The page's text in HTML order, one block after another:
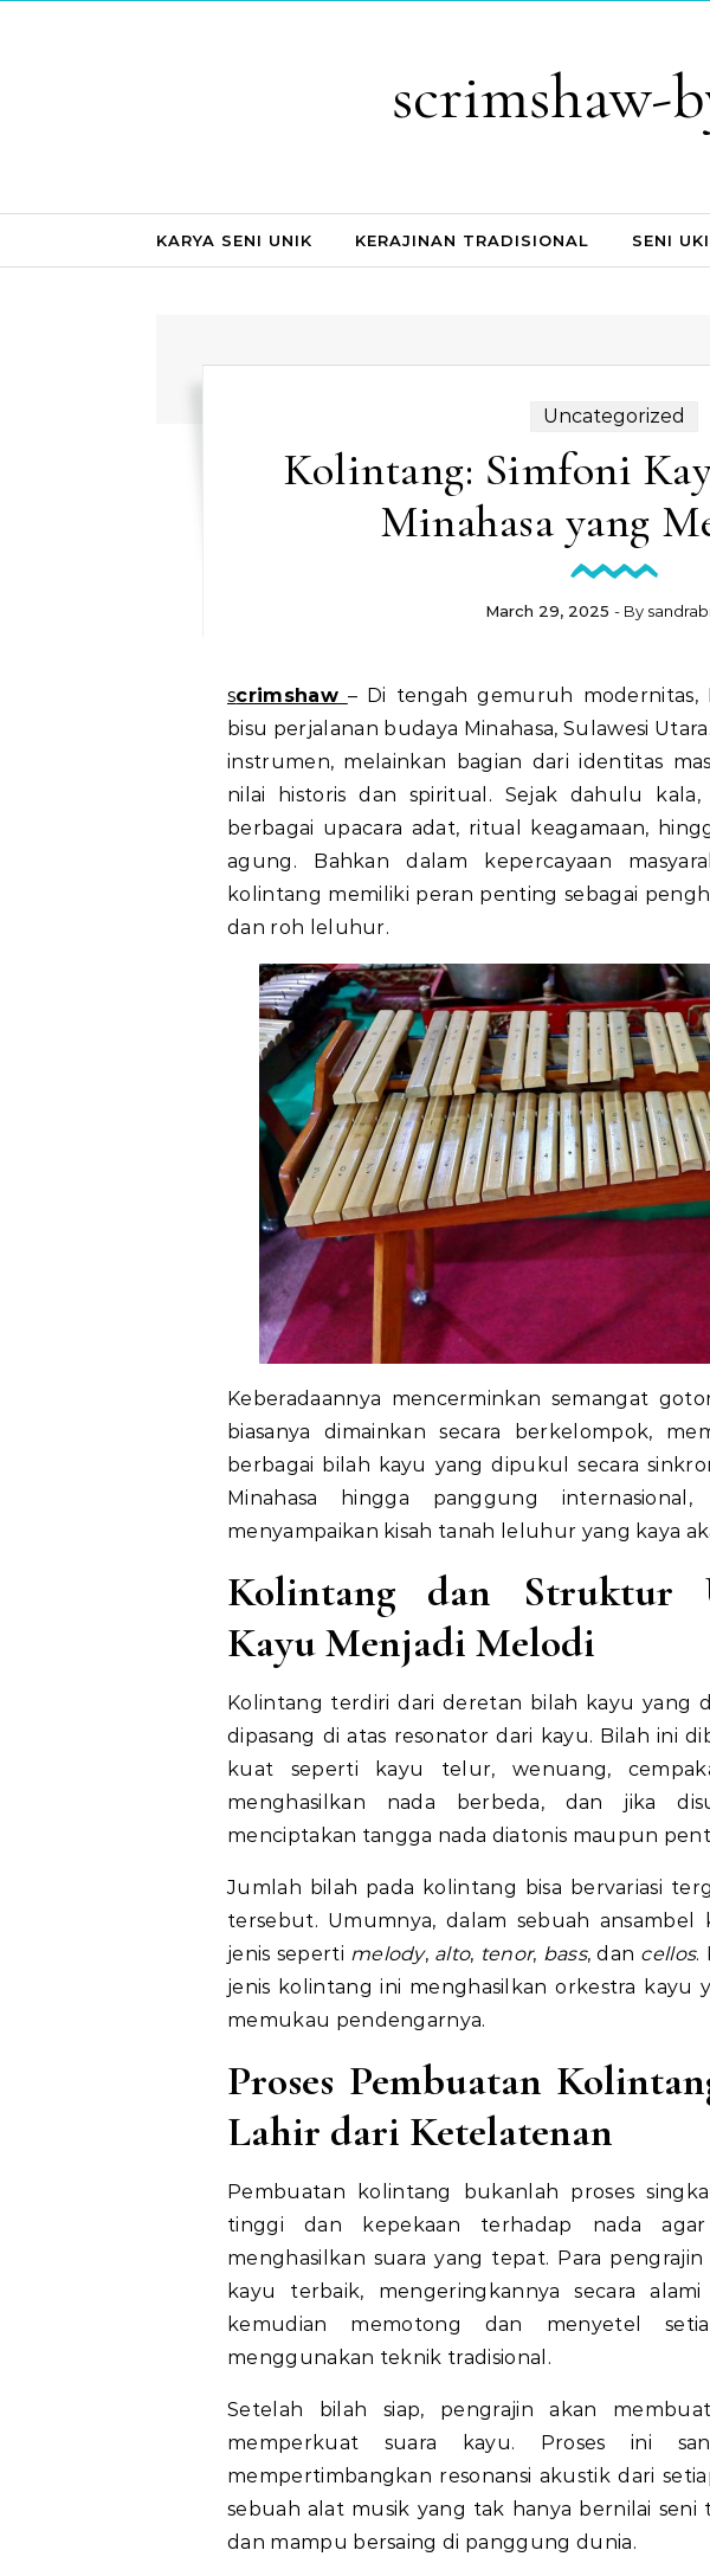
scrimshaw-
KARYA SENI UNIK KERAJINAN TRADISIONAL SENI
Uncategorized
Kolintang: Simfoni
Minahasa yang
March 29, 2025 - By
scrimshaw – Di tengah gemuruh modernitas,
bisu perjalanan budaya Minahasa, Sulawesi
instrumen, melainkan bagian dari identitas
nilai historis dan spiritual. Sejak dahulu
berbagai upacara adat, ritual keagamaan,
agung. Bahkan dalam kepercayaan
kolintang memiliki peran penting sebagai
dan roh leluhur.
Keberadaannya mencerminkan semangat
biasanya dimainkan secara berkelompok,
berbagai bilah kayu yang dipukul secara
Minahasa hingga panggung
menyampaikan kisah tanah leluhur yang kaya
Kolintang dan Struktur
Kayu Menjadi Melodi
Kolintang terdiri dari deretan bilah kayu yang
dipasang di atas resonator dari kayu. Bilah ini
kuat seperti kayu telur, wenuang,
menghasilkan nada berbeda, dan jika
menciptakan tangga nada diatonis maupun
Jumlah bilah pada kolintang bisa bervariasi
tersebut. Umumnya, dalam sebuah
jenis seperti melody, alto, tenor, bass, dan cellos.
jenis kolintang ini menghasilkan orkestra kayu
memukau pendengarnya.
Proses Pembuatan
Lahir dari Ketelatenan
Pembuatan kolintang bukanlah proses
tinggi dan kepekaan terhadap nada
menghasilkan suara yang tepat. Para
kayu terbaik, mengeringkannya secara
kemudian memotong dan menyetel
menggunakan teknik tradisional.
Setelah bilah siap, pengrajin akan
memperkuat suara kayu. Proses ini
mempertimbangkan resonansi akustik dari
sebuah alat musik yang tak hanya bernilai
dan mampu bersaing di panggung dunia.